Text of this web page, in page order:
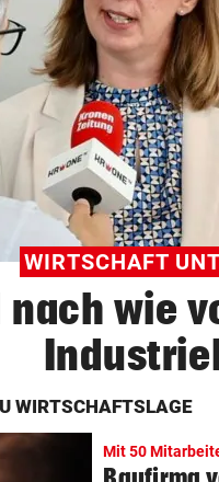
& Co KG 2026
WIRTSCHAFT
nach wie
WIRTSCHAFTSLAGE
Mit 50